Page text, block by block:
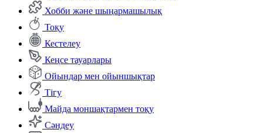
Хобби және шыңармашылық
Тоқу
Кестелеу
Кеңсе тауарлары
Ойындар мен ойыншықтар
Тігу
Майда моншақтармен тоқу
Сәндеу